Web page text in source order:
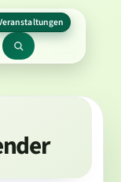
Suchbegriff